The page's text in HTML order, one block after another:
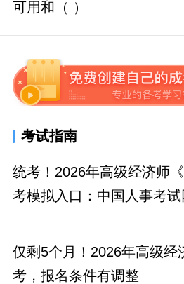
可用和（ ）
考试指南
统考！2026年高级经济师
考模拟入口：中国人事考试
仅剩5个月！2026年高级经
考，报名条件有调整